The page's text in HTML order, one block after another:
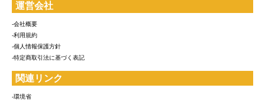
運営会社
-会社概要
-利用規約
-個人情報保護方針
-特定商取引法に基づく表記
関連リンク
-環境省